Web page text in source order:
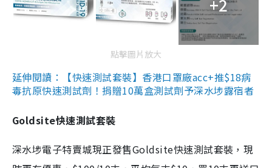
+2
點擊圖片放大
延伸閱讀：【快速測試套裝】香港口罩廠acc+推$18病
毒抗原快速測試劑！捐贈10萬盒測試劑予深水埗露宿者
Goldsite快速測試套裝
深水埗電子特賣城現正發售Goldsite快速測試套裝，現